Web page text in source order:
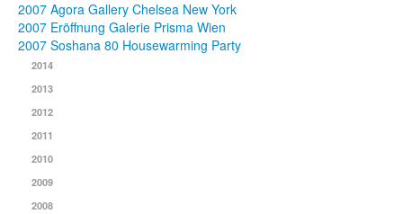
2007 Agora Gallery Chelsea New York
2007 Eröffnung Galerie Prisma Wien
2007 Soshana 80 Housewarming Party
2014
2013
2012
2011
2010
2009
2008